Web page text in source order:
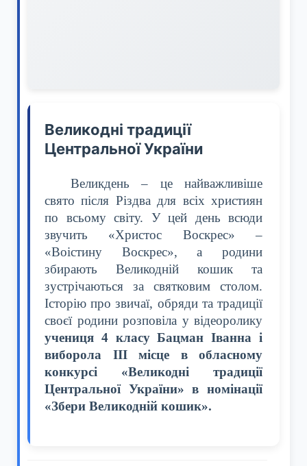
Великодні традиції
Центральної України
Великдень – це найважливіше
свято після Різдва для всіх християн
по всьому світу. У цей день всюди
звучить «Христос Воскрес» –
«Воістину Воскрес», а родини
збирають Великодній кошик та
зустрічаються за святковим столом.
Історію про звичаї, обряди та традиції
своєї родини розповіла у відеоролику
учениця 4 класу Бацман Іванна і
виборола ІІІ місце в обласному
конкурсі «Великодні традиції
Центральної України» в номінації
«Збери Великодній кошик».